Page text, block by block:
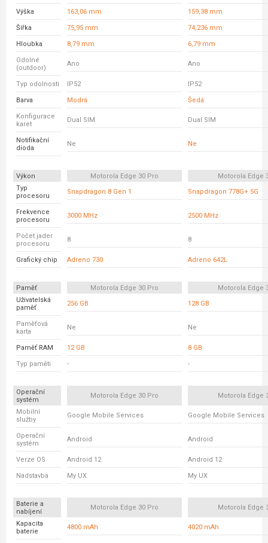
Výška 163,06 mm 159,38 mm
Šířka 75,95 mm 74,236 mm
Hloubka 8,79 mm 6,79 mm
Odolné
(outdoor)
Ano Ano
Typ odolnosti IP52 IP52
Barva Modrá Šedá
Konfigurace
karet
Dual SIM Dual SIM
Notifikační
dioda
Ne Ne
Výkon Motorola Edge 30 Pro
Motorola Edge
Typ
procesoru
Snapdragon 8 Gen 1 Snapdragon 778G+ 5G
Frekvence
procesoru
3000 MHz 2500 MHz
Počet jader
procesoru
8 8
Grafický chip Adreno 730 Adreno 642L
Paměť Motorola Edge 30 Pro
Motorola Edge
Uživatelská
paměť
256 GB 128 GB
Paměťová
karta
Ne Ne
Paměť RAM 12 GB 8 GB
Typ paměti - -
Operační
systém
Motorola Edge 30 Pro Motorola Edge
Mobilní
služby
Google Mobile Services Google Mobile Services
Operační
systém
Android Android
Verze OS Android 12 Android 12
Nadstavba My UX My UX
Baterie a
nabíjení
Motorola Edge 30 Pro Motorola Edge
Kapacita
baterie
4800 mAh 4020 mAh